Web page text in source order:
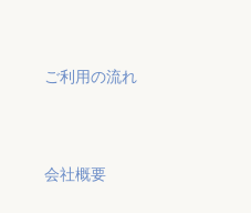
ご利用の流れ
会社概要